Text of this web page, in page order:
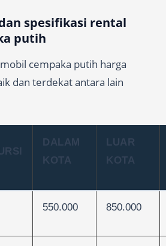
spesifikasi rental
putih
cempaka putih harga
dan terdekat antara lain
DALAM
KOTA
LUAR
KOTA
550.000 850.000